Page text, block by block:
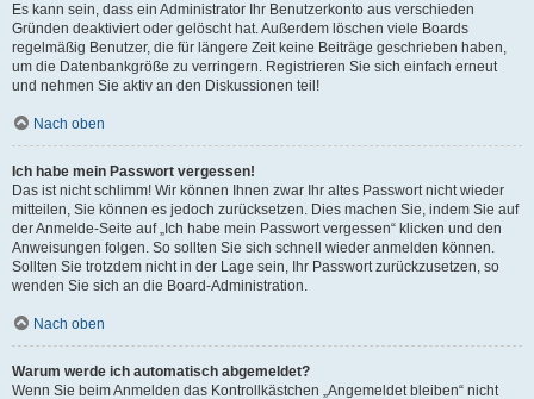
Es kann sein, dass ein Administrator Ihr Benutzerkonto aus verschieden
Gründen deaktiviert oder gelöscht hat. Außerdem löschen viele Boards
regelmäßig Benutzer, die für längere Zeit keine Beiträge geschrieben haben,
um die Datenbankgröße zu verringern. Registrieren Sie sich einfach erneut
und nehmen Sie aktiv an den Diskussionen teil!
Nach oben
Ich habe mein Passwort vergessen!
Das ist nicht schlimm! Wir können Ihnen zwar Ihr altes Passwort nicht wieder
mitteilen, Sie können es jedoch zurücksetzen. Dies machen Sie, indem Sie auf
der Anmelde-Seite auf „Ich habe mein Passwort vergessen“ klicken und den
Anweisungen folgen. So sollten Sie sich schnell wieder anmelden können.
Sollten Sie trotzdem nicht in der Lage sein, Ihr Passwort zurückzusetzen, so
wenden Sie sich an die Board-Administration.
Nach oben
Warum werde ich automatisch abgemeldet?
Wenn Sie beim Anmelden das Kontrollkästchen „Angemeldet bleiben“ nicht